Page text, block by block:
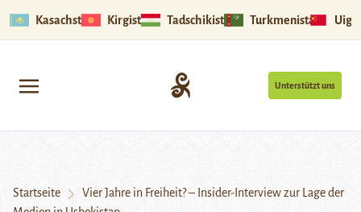
Kasachstan Kirgistan Tadschikistan Turkmenistan
Unterstützt uns
Startseite
Vier Jahre in Freiheit? – Insider-Interview zur Lage der